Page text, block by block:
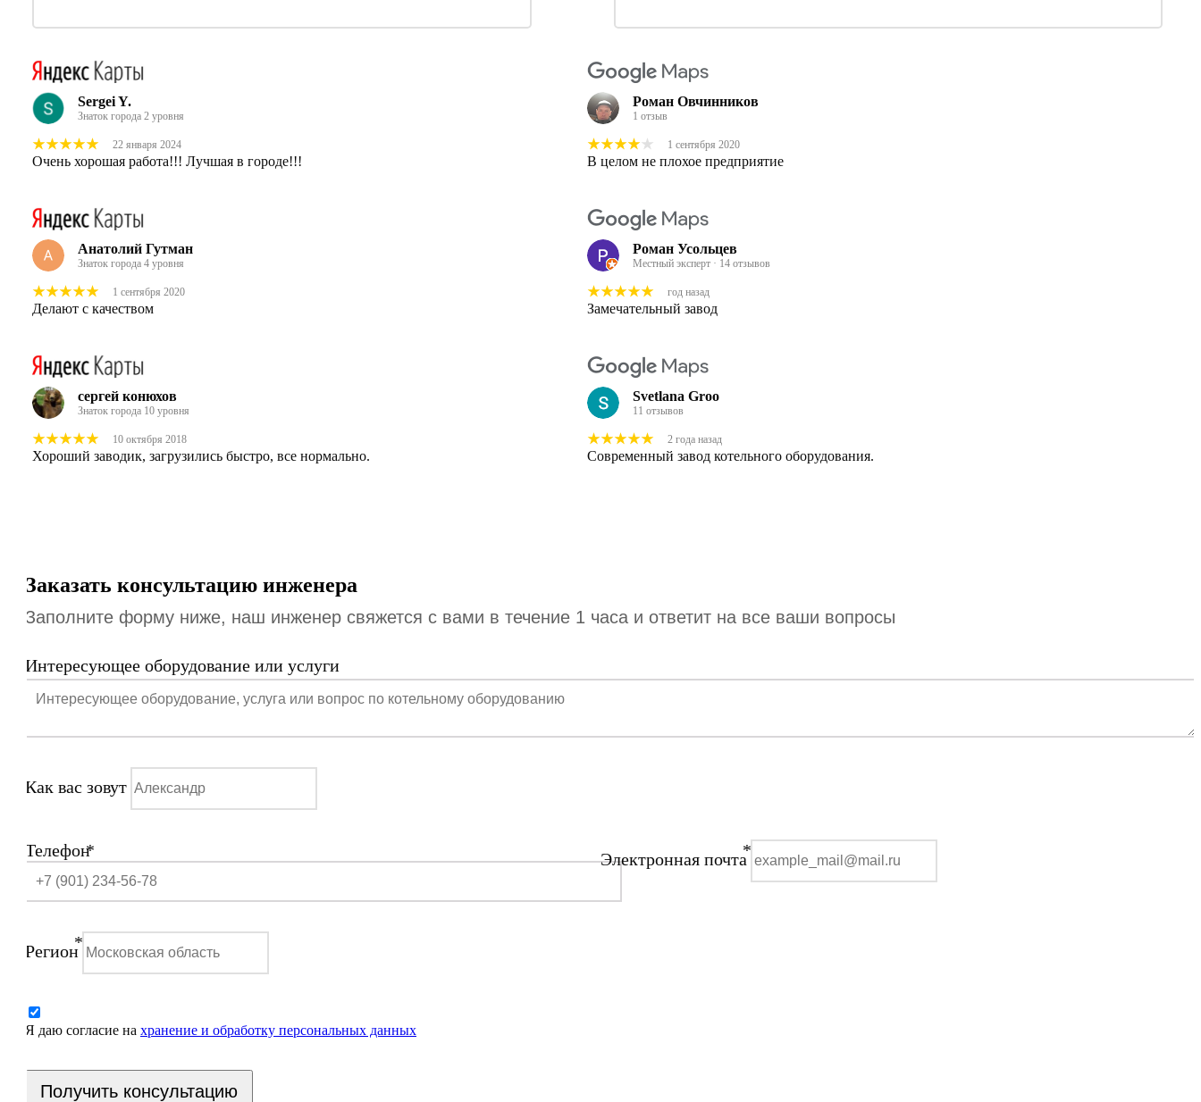
Sergei Y.
Знаток города 2 уровня
22 января 2024
Очень хорошая работа!!! Лучшая в городе!!!
сергей конюхов
Знаток города 10 уровня
10 октября 2018
Хороший заводик, загрузились быстро, все нормально.
Анатолий Гутман
Знаток города 4 уровня
1 сентября 2020
Делают с качеством
Svetlana Groo
11 отзывов
2 года назад
Современный завод котельного оборудования.
Роман Овчинников
1 отзыв
1 сентября 2020
В целом не плохое предприятие
Роман Усольцев
Местный эксперт · 14 отзывов
год назад
Замечательный завод
Заказать консультацию инженера
Заполните форму ниже, наш инженер свяжется с вами в течение 1 часа и ответит на все ваши вопросы
Интересующее оборудование или услуги
Как вас зовут
Телефон* Электронная почта*
Регион*
Я даю согласие на хранение и обработку персональных данных
Получить консультацию